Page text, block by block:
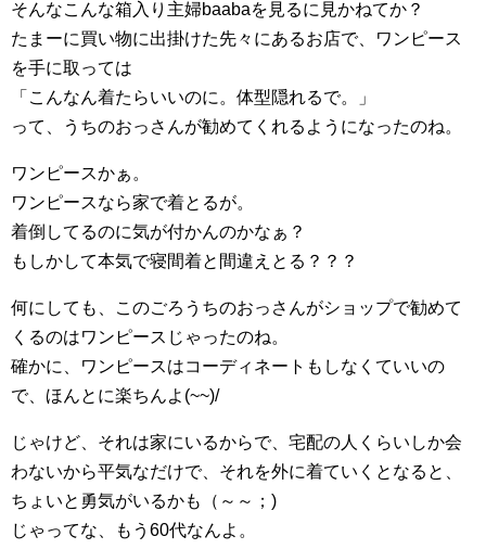
そんなこんな箱入り主婦baabaを見るに見かねてか？
たまーに買い物に出掛けた先々にあるお店で、ワンピース
を手に取っては
「こんなん着たらいいのに。体型隠れるで。」
って、うちのおっさんが勧めてくれるようになったのね。
ワンピースかぁ。
ワンピースなら家で着とるが。
着倒してるのに気が付かんのかなぁ？
もしかして本気で寝間着と間違えとる？？？
何にしても、このごろうちのおっさんがショップで勧めて
くるのはワンピースじゃったのね。
確かに、ワンピースはコーディネートもしなくていいの
で、ほんとに楽ちんよ(~~)/
じゃけど、それは家にいるからで、宅配の人くらいしか会
わないから平気なだけで、それを外に着ていくとなると、
ちょいと勇気がいるかも（～～；)
じゃってな、もう60代なんよ。